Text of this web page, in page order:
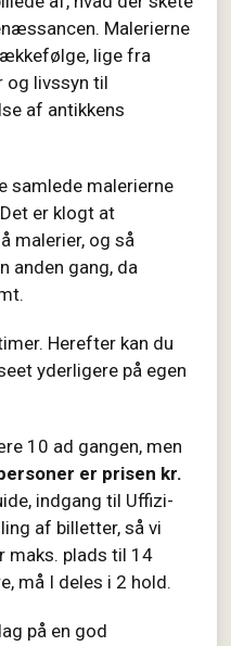
Malerierne
lige fra
og livssyn til
af antikkens
samlede malerierne
er klogt at
malerier, og så
anden gang, da
Herefter kan du
yderligere på egen
10 ad gangen, men
er prisen kr.
indgang til Uffizi-
af billetter, så vi
maks. plads til 14
må I deles i 2 hold.
på en god